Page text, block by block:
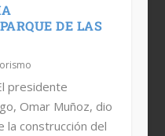
DE LAS
presidente
Omar Muñoz, dio
la construcción del